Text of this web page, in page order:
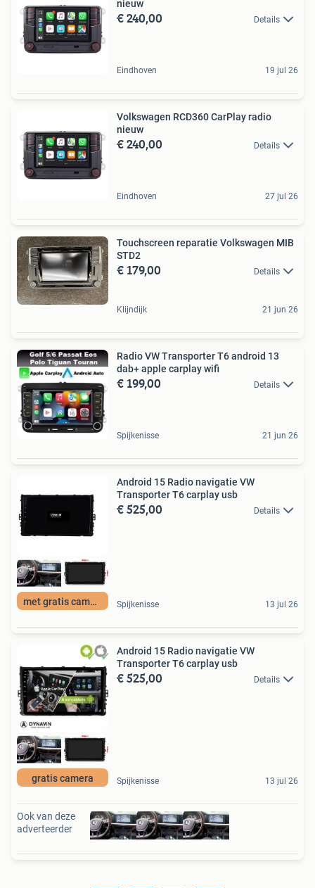
nieuw
€ 240,00 Details
Eindhoven 19 jul 26
Volkswagen RCD360 CarPlay radio
nieuw
€ 240,00 Details
Eindhoven 27 jul 26
Touchscreen reparatie Volkswagen MIB
STD2
€ 179,00 Details
Klijndijk 21 jun 26
Radio VW Transporter T6 android 13
dab+ apple carplay wifi
€ 199,00 Details
Spijkenisse 21 jun 26
met gratis camera
Android 15 Radio navigatie VW
Transporter T6 carplay usb
€ 525,00 Details
Spijkenisse 13 jul 26
gratis camera
Android 15 Radio navigatie VW
Transporter T6 carplay usb
€ 525,00 Details
Spijkenisse 13 jul 26
Ook van deze
adverteerder